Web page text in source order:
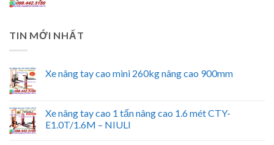
TIN MỚI NHẤT
Xe nâng tay cao mini 260kg nâng cao 900mm
Xe nâng tay cao 1 tấn nâng cao 1.6 mét CTY-
E1.0T/1.6M – NIULI